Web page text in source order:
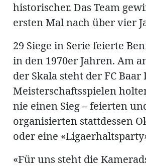
historischer. Das Team
ersten Mal nach über vier
29 Siege in Serie feierte
in den 1970er Jahren. Am
der Skala steht der FC Baar
Meisterschaftsspielen
nie einen Sieg – feierten
organisierten stattdessen
oder eine
«Für uns steht die